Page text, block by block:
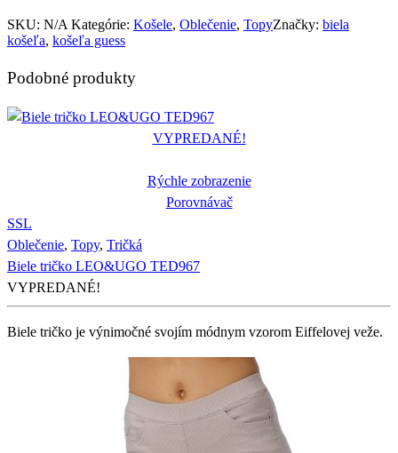
SKU: N/A Kategórie: Košele, Oblečenie, TopyZnačky: biela
košeľa, košeľa guess
Podobné produkty
VYPREDANÉ!
Rýchle zobrazenie
Porovnávač
SSL
Oblečenie, Topy, Tričká
Biele tričko LEO&UGO TED967
VYPREDANÉ!
Biele tričko je výnimočné svojím módnym vzorom Eiffelovej veže.